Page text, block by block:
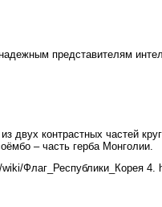
представителям
контрастных частей
– часть герба Монголии.
Флаг_Республики_Корея